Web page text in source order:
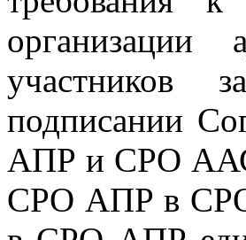
организации
участников
подписании
АПР и СРО ААС,
СРО АПР в СРО